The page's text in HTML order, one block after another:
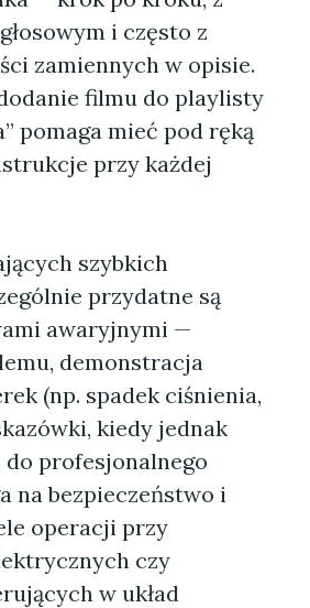
i często z
zamiennych w opisie.
filmu do playlisty
pomaga mieć pod ręką
przy każdej
szybkich
przydatne są
awaryjnymi —
demonstracja
(np. spadek ciśnienia,
kiedy jednak
do profesjonalnego
na bezpieczeństwo i
operacji przy
czy
w układ